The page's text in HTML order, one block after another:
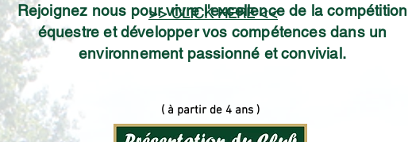
>> CLICK HERE <<
Rejoignez nous pour vivre l'excellence de la compétition
équestre et développer vos compétences dans un
environnement passionné et convivial.
( à partir de 4 ans )